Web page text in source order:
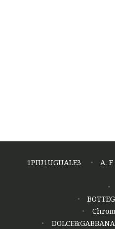
1PIU1UGUALE3 A.
DOLCE&GABBANA